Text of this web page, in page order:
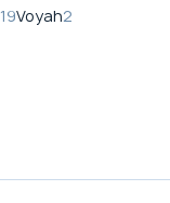
19Voyah2